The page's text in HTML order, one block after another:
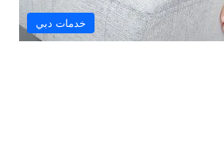
خدمات دبي